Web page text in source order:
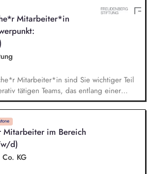
bis zur eigenverantwortlichen Umsetzung.
Herausforderungen entwickelst du
und berätst Organisationen zu
finanziellen Steuerung und
Mitarbeiter*in
Mitarbeiter*in sind Sie wichtiger Teil
tätigen Teams, das entlang einer
langfristig soziale Innovation
die Geschäftsführung bei der
und entwickeln dabei
der Stiftung weiter. Sie
Erkenntnisse in
Handlungsansätze entlang unserer
Mitarbeiter im Bereich
d)
KG